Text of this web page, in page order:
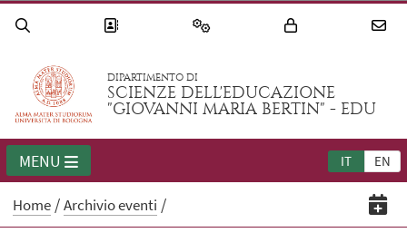
DIPARTIMENTO DI
SCIENZE DELL'EDUCAZIONE
"GIOVANNI MARIA BERTIN" - EDU
IT EN
MENU
Home Archivio eventi